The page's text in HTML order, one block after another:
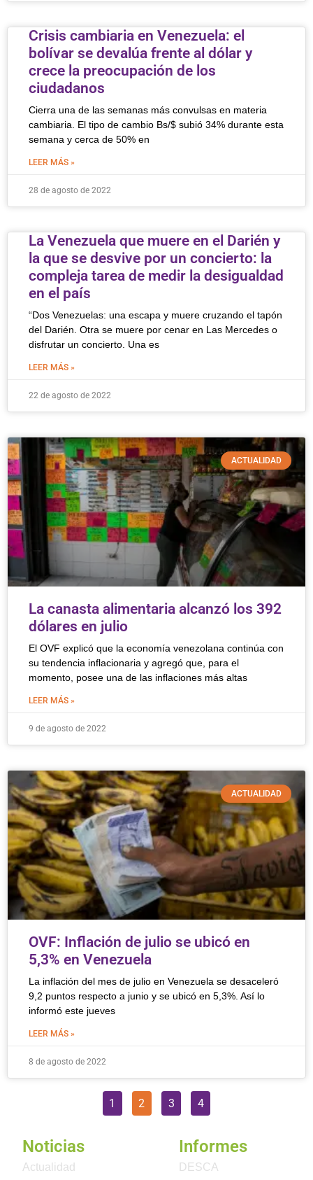
Crisis cambiaria en Venezuela: el
bolívar se devalúa frente al dólar y
crece la preocupación de los
ciudadanos
Cierra una de las semanas más convulsas en materia
cambiaria. El tipo de cambio Bs/$ subió 34% durante esta
semana y cerca de 50% en
LEER MÁS »
28 de agosto de 2022
La Venezuela que muere en el Darién y
la que se desvive por un concierto: la
compleja tarea de medir la desigualdad
en el país
“Dos Venezuelas: una escapa y muere cruzando el tapón
del Darién. Otra se muere por cenar en Las Mercedes o
disfrutar un concierto. Una es
LEER MÁS »
22 de agosto de 2022
ACTUALIDAD
La canasta alimentaria alcanzó los 392
dólares en julio
El OVF explicó que la economía venezolana continúa con
su tendencia inflacionaria y agregó que, para el
momento, posee una de las inflaciones más altas
LEER MÁS »
9 de agosto de 2022
ACTUALIDAD
OVF: Inflación de julio se ubicó en
5,3% en Venezuela
La inflación del mes de julio en Venezuela se desaceleró
9,2 puntos respecto a junio y se ubicó en 5,3%. Así lo
informó este jueves
LEER MÁS »
8 de agosto de 2022
1 2 3 4
Noticias
Actualidad
Informes
DESCA